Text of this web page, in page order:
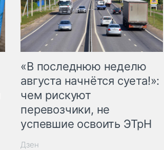
«В последнюю неделю
августа начнётся суета!»:
чем рискуют
перевозчики, не
успевшие освоить ЭТрН
Дзен